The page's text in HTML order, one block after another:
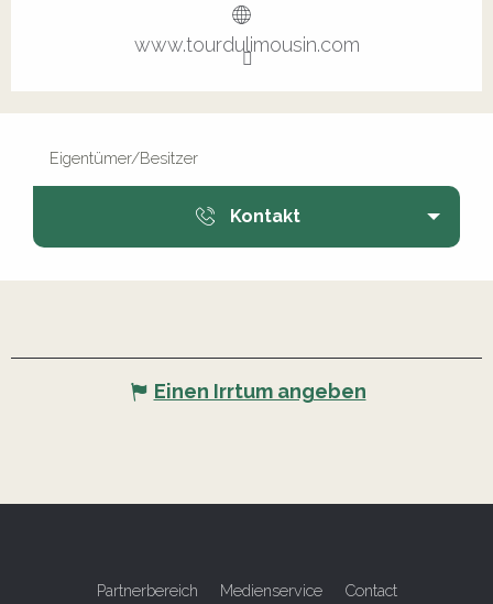
www.tourdulimousin.com
Eigentümer/Besitzer
Kontakt
Einen Irrtum angeben
Partnerbereich Medienservice Contact